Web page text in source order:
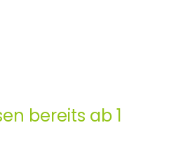
bereits ab 1